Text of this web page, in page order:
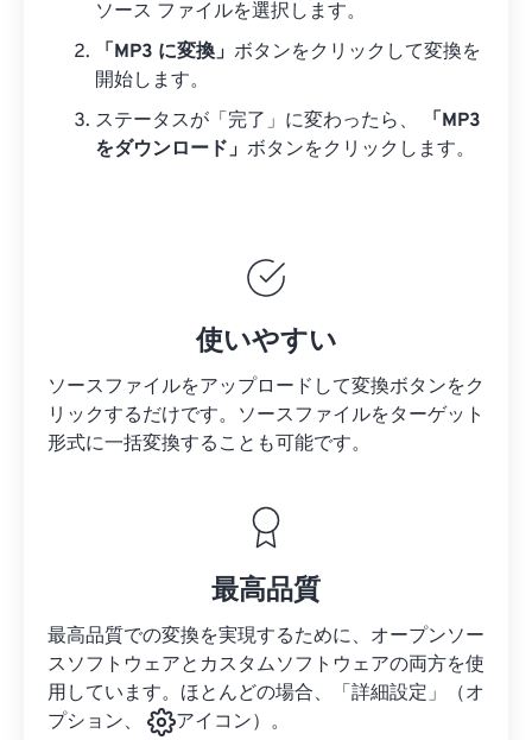
ソース ファイルを選択します。
「MP3 に変換」 ボタンをクリックして変換を
開始します。
ステータスが「完了」に変わったら、
「MP3
をダウンロード」 ボタンをクリックします。
使いやすい
ソースファイルをアップロードして変換ボタンをク
リックするだけです。 ソースファイルをターゲット
形式に一括変換することも可能です。
最高品質
最高品質での変換を実現するために、オープンソー
スソフトウェアとカスタムソフトウェアの両方を使
用しています。ほとんどの場合、「詳細設定」（オ
プション、
アイコン）。